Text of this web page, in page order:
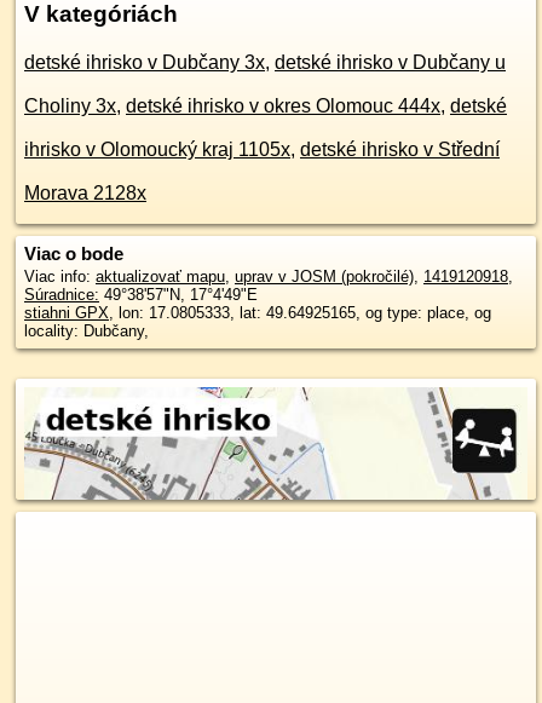
V kategóriách
detské ihrisko v Dubčany 3x, detské ihrisko v Dubčany u
Choliny 3x, detské ihrisko v okres Olomouc 444x, detské
ihrisko v Olomoucký kraj 1105x, detské ihrisko v Střední
Morava 2128x
Viac o bode
Viac info: aktualizovať mapu, uprav v JOSM (pokročilé), 1419120918,
Súradnice: 49°38'57"N, 17°4'49"E
stiahni GPX, lon: 17.0805333, lat: 49.64925165, og type: place, og
locality: Dubčany,